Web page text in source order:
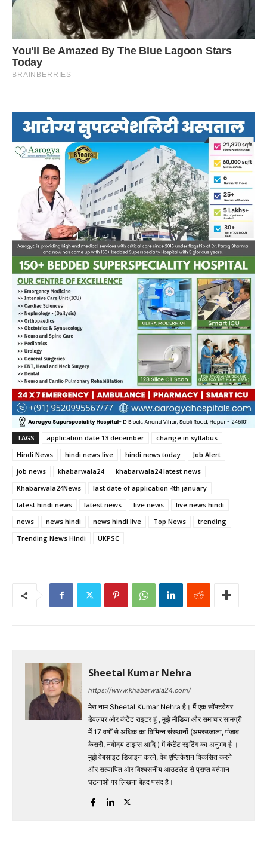
TAGS application date 13 december
change in syllabus
Hindi News
hindi news live hindi news today
Job Alert
job news
khabarwala24
khabarwala24 latest news
Khabarwala24News
last date of application 4th january
latest hindi news
latest news live news
live news hindi
news
news hindi news hindi live Top News
trending
Trending News Hindi
UKPSC
Sheetal Kumar Nehra
https://www.khabarwala24.com/
मेरा नाम Sheetal Kumar Nehra है। मैं एक सॉफ्टवेयर
डेवलपर और कंटेंट राइटर हूं , मुझे मीडिया और समाचार सामग्री
में 17 वर्षों से अधिक का विभिन्न संस्थानों (अमरउजाला, पंजाब
केसरी, नवोदय टाइम्स आदि ) में कंटेंट रइटिंग का अनुभव है ।
मुझे वेबसाइट डिजाइन करने, वेब एप्लिकेशन विकसित करने
और सत्यापित और विश्वसनीय आउटलेट से प्राप्त वर्तमान
घटनाओं पर लिखना बेहद पसंद है।